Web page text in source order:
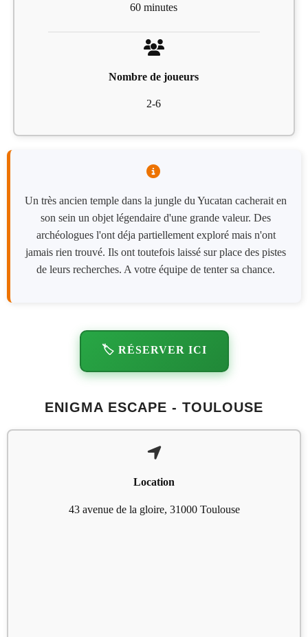
60 minutes
Nombre de joueurs
2-6
Un très ancien temple dans la jungle du Yucatan cacherait en
son sein un objet légendaire d'une grande valeur. Des
archéologues l'ont déja partiellement exploré mais n'ont
jamais rien trouvé. Ils ont toutefois laissé sur place des pistes
de leurs recherches. A votre équipe de tenter sa chance.
🏷️ RÉSERVER ICI
ENIGMA ESCAPE - TOULOUSE
Location
43 avenue de la gloire, 31000 Toulouse